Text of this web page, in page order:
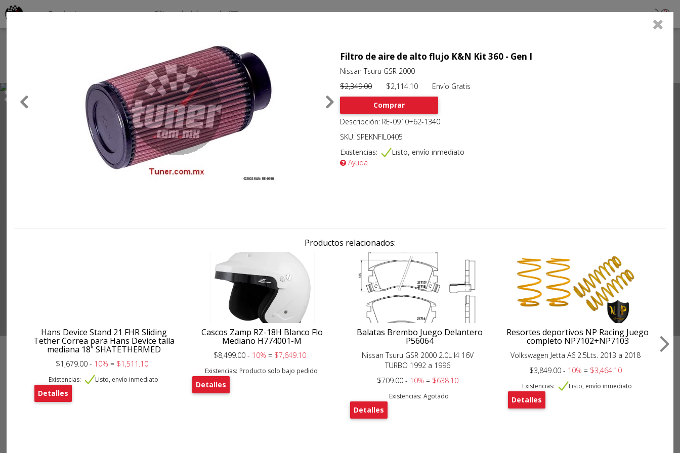
Clients
Productos por marcas Filtros de búsqueda 0
Previous
Filtro de aire de alto flujo K&N Kit 360 - Gen I
Nissan Tsuru GSR 2000
$2,349.00$2,114.10 Envío Gratis
Comprar
Descripción: RE-0910+62-1340
SKU: SPEKNFIL0405
Existencias:
Listo, envío inmediato
Ayuda
Productos relacionados:
Hans Device Stand 21 FHR Sliding
Tether Correa para Hans Device talla
mediana 18" SHATETHERMED
$1,679.00 - 10% = $1,511.10
Existencias: Listo, envío inmediato
Detalles
Cascos Zamp RZ-18H Blanco Flo
Mediano H774001-M
$8,499.00 - 10% = $7,649.10
Existencias: Producto solo bajo pedido
Detalles
Balatas Brembo Juego Delantero
P56064
Nissan Tsuru GSR 2000 2.0L I4 16V
TURBO 1992 a 1996
$709.00 - 10% = $638.10
Existencias: Agotado
Detalles
Resortes deportivos NP Racing Juego
completo NP7102+NP7103
Volkswagen Jetta A6 2.5Lts. 2013 a 2018
$3,849.00 - 10% = $3,464.10
Existencias: Listo, envío inmediato
Detalles